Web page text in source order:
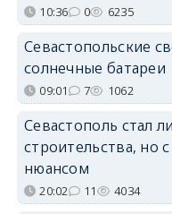
10:36 0 6235
Севастопольские
солнечные батареи
09:01 7 1062
Севастополь стал
строительства, но
нюансом
20:02 11 4034